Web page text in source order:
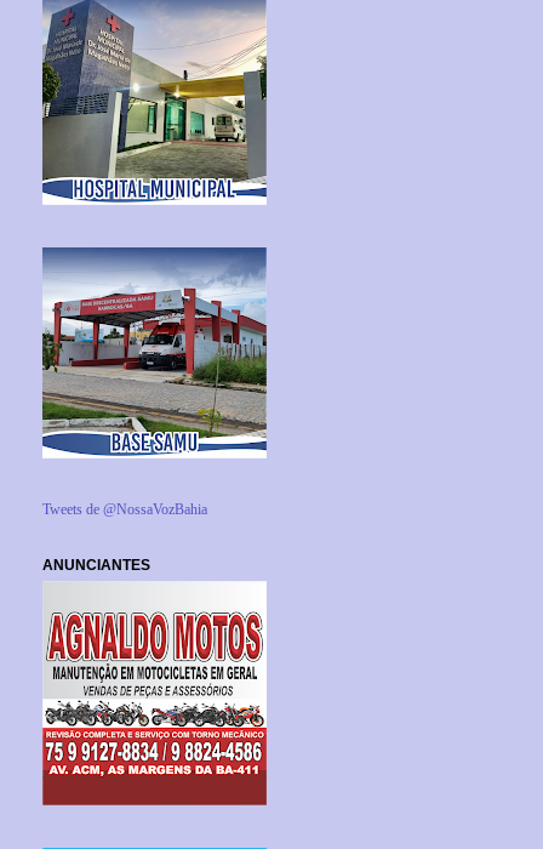
Tweets de @NossaVozBahia
ANUNCIANTES